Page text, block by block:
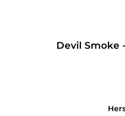
Devil Smoke